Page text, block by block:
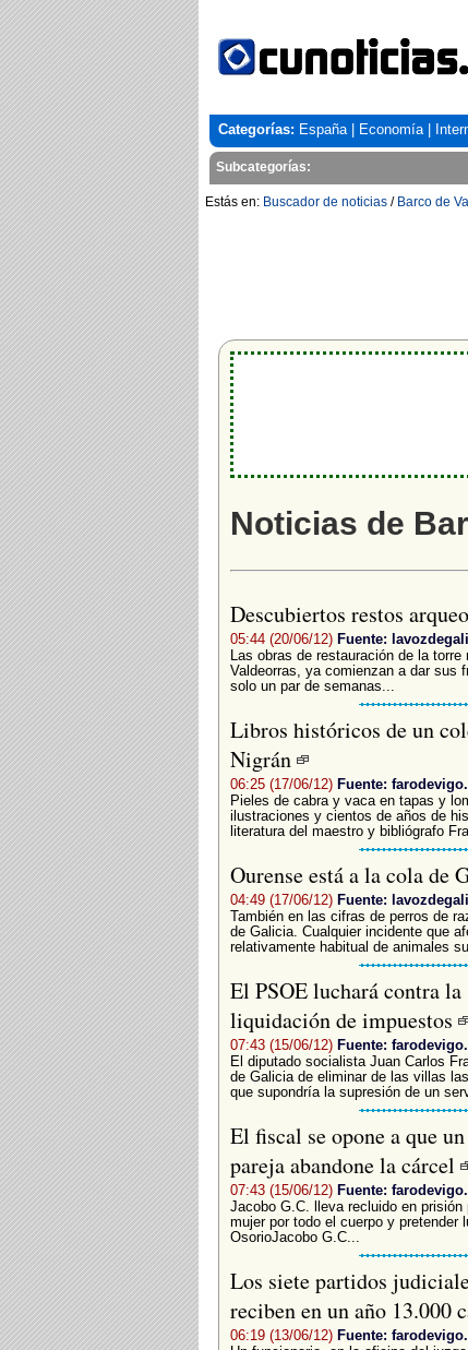
Categorías: España| Economía|
Subcategorías:
Estás en: Buscador de noticias / Barco de
Noticias de
Descubiertos restos
05:44 (20/06/12) Fuente:
Las obras de restauración de la
Valdeorras, ya comienzan a dar sus
solo un par de semanas...
Libros históricos de un
Nigrán
06:25 (17/06/12) Fuente:
Pieles de cabra y vaca en tapas y
ilustraciones y cientos de años de
literatura del maestro y bibliógrafo
Ourense está a la cola de
04:49 (17/06/12) Fuente:
También en las cifras de perros de
de Galicia. Cualquier incidente que
relativamente habitual de animales
El PSOE luchará contra
liquidación de impuestos
07:43 (15/06/12) Fuente:
El diputado socialista Juan Carlos
de Galicia de eliminar de las villas
que supondría la supresión de un
El fiscal se opone a que
pareja abandone la cárcel
07:43 (15/06/12) Fuente:
Jacobo G.C. lleva recluido en
mujer por todo el cuerpo y pretender
OsorioJacobo G.C...
Los siete partidos
reciben en un año 13.000
06:19 (13/06/12) Fuente: